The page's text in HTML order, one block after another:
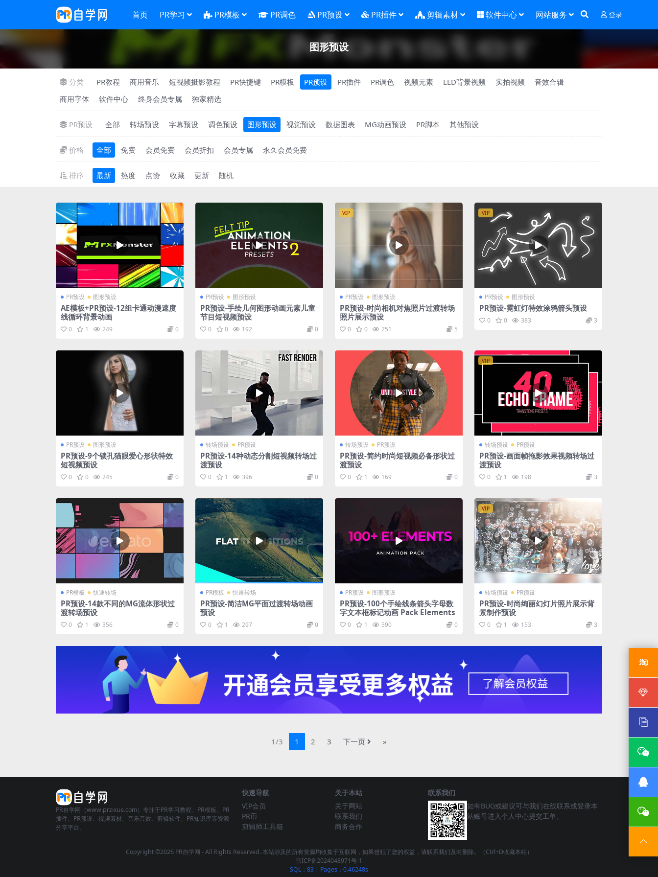
首页 PR学习 PR模板 PR调色 PR预设 PR插件 剪辑素材 软件中心 网站服务 登录
图形预设
分类 PR教程 商用音乐 短视频摄影教程 PR快捷键 PR模板 PR预设 PR插件 PR调色 视频元素 LED背景视频 实拍视频
音效合辑
商用字体
软件中心 终身会员专属 独家精选
PR预设 全部 转场预设 字幕预设 调色预设 图形预设 视觉预设 数据图表 MG动画预设 PR脚本 其他预设
价格 全部 免费 会员免费 会员折扣 会员专属 永久会员免费
排序 最新 热度 点赞 收藏 更新 随机
PR预设 图形预设
AE模板+PR预设-12组卡通动漫速度
线循环背景动画
0 1 249 0
PR预设 图形预设
PR预设-手绘几何图形动画元素儿童
节目短视频预设
0 0 192 0
VIP
PR预设 图形预设
PR预设-时尚相机对焦照片过渡转场
照片展示预设
0 0 251 5
VIP
PR预设 图形预设
PR预设-霓虹灯特效涂鸦箭头预设
0 0 383 3
PR预设 图形预设
PR预设-9个锁孔猫眼爱心形状特效
短视频预设
0 0 245 0
转场预设 PR预设
PR预设-14种动态分割短视频转场过
渡预设
0 1 396 0
转场预设 PR预设
PR预设-简约时尚短视频必备形状过
渡预设
0 1 169 0
VIP
转场预设 PR预设
PR预设-画面帧拖影效果视频转场过
渡预设
0 1 198 3
PR模板 快速转场
PR预设-14款不同的MG流体形状过
渡转场预设
0 1 356 0
PR模板 快速转场
PR预设-简洁MG平面过渡转场动画
预设
0 1 297 0
PR预设 图形预设
PR预设-100个手绘线条箭头字母数
字文本框标记动画 Pack Elements
0 1 590 0
VIP
转场预设 PR预设
PR预设-时尚绚丽幻灯片照片展示背
景制作预设
0 1 153 3
1/3 1 2 3 下一页 »
PR自学网（www.przixue.com）专注于PR学习教程、PR模板、PR
插件、PR预设、视频素材、音乐音效、剪辑软件、PR知识库等资源
分享平台。
快速导航
VIP会员
PR币
剪辑师工具箱
关于本站
关于网站
联系我们
商务合作
联系我们
如有BUG或建议可与我们在线联系或登录本
站账号进入个人中心提交工单。
Copyright ©2026 PR自学网 - All Rights Reserved. 本站涉及的所有资源均收集于互联网，如果侵犯了您的权益，请联系我们及时删除。（Ctrl+D收藏本站）
晋ICP备2024048971号-1
SQL：83 | Pages：0.46248s